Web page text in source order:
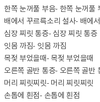
한쪽 눈꺼풀 부음- 한쪽 눈꺼풀
배에서 꾸르륵소리 설사- 배에
심장 찌릿 통증- 심장 찌릿 통증
잇몸 까짐- 잇몸 까짐
목젖 부었을때- 목젖 부었을때
오른쪽 골반 통증- 오른쪽 골반
머리 찌릿찌릿- 머리 찌릿찌릿
손톱에 흰점- 손톱에 흰점